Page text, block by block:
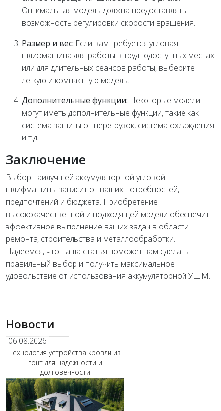
Оптимальная модель должна предоставлять
возможность регулировки скорости вращения.
Размер и вес: Если вам требуется угловая
шлифмашина для работы в труднодоступных местах
или для длительных сеансов работы, выберите
легкую и компактную модель.
Дополнительные функции: Некоторые модели
могут иметь дополнительные функции, такие как
система защиты от перегрузок, система охлаждения
и т.д.
Заключение
Выбор наилучшей аккумуляторной угловой
шлифмашины зависит от ваших потребностей,
предпочтений и бюджета. Приобретение
высококачественной и подходящей модели обеспечит
эффективное выполнение ваших задач в области
ремонта, строительства и металлообработки.
Надеемся, что наша статья поможет вам сделать
правильный выбор и получить максимальное
удовольствие от использования аккумуляторной УШМ.
Новости
06.08.2026
Технология устройства кровли из
гонт для надежности и
долговечности